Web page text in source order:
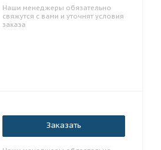
Наши менеджеры обязательно
свяжутся с вами и уточнят условия
заказа
Заказать